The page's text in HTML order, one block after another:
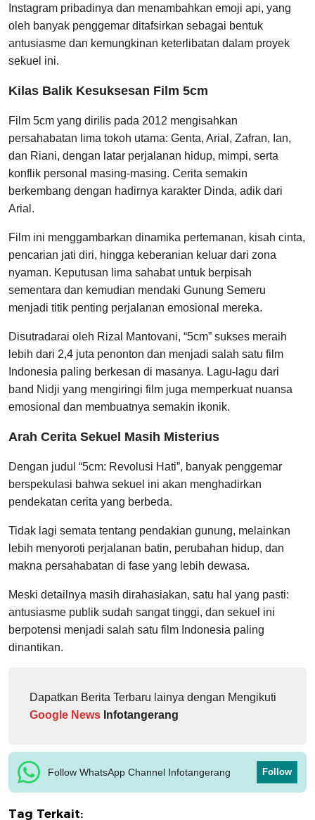
Instagram pribadinya dan menambahkan emoji api, yang
oleh banyak penggemar ditafsirkan sebagai bentuk
antusiasme dan kemungkinan keterlibatan dalam proyek
sekuel ini.
Kilas Balik Kesuksesan Film 5cm
Film 5cm yang dirilis pada 2012 mengisahkan
persahabatan lima tokoh utama: Genta, Arial, Zafran, Ian,
dan Riani, dengan latar perjalanan hidup, mimpi, serta
konflik personal masing-masing. Cerita semakin
berkembang dengan hadirnya karakter Dinda, adik dari
Arial.
Film ini menggambarkan dinamika pertemanan, kisah cinta,
pencarian jati diri, hingga keberanian keluar dari zona
nyaman. Keputusan lima sahabat untuk berpisah
sementara dan kemudian mendaki Gunung Semeru
menjadi titik penting perjalanan emosional mereka.
Disutradarai oleh Rizal Mantovani, “5cm” sukses meraih
lebih dari 2,4 juta penonton dan menjadi salah satu film
Indonesia paling berkesan di masanya. Lagu-lagu dari
band Nidji yang mengiringi film juga memperkuat nuansa
emosional dan membuatnya semakin ikonik.
Arah Cerita Sekuel Masih Misterius
Dengan judul “5cm: Revolusi Hati”, banyak penggemar
berspekulasi bahwa sekuel ini akan menghadirkan
pendekatan cerita yang berbeda.
Tidak lagi semata tentang pendakian gunung, melainkan
lebih menyoroti perjalanan batin, perubahan hidup, dan
makna persahabatan di fase yang lebih dewasa.
Meski detailnya masih dirahasiakan, satu hal yang pasti:
antusiasme publik sudah sangat tinggi, dan sekuel ini
berpotensi menjadi salah satu film Indonesia paling
dinantikan.
Dapatkan Berita Terbaru lainya dengan Mengikuti
Google News Infotangerang
Follow WhatsApp Channel Infotangerang Follow
Tag Terkait: